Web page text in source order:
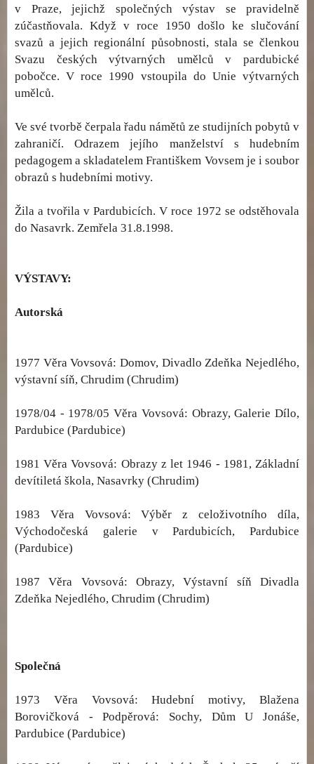
v Praze, jejichž společných výstav se pravidelně
zúčastňovala. Když v roce 1950 došlo ke slučování
svazů a jejich regionální působnosti, stala se členkou
Svazu českých výtvarných umělců v pardubické
pobočce. V roce 1990 vstoupila do Unie výtvarných
umělců.
Ve své tvorbě čerpala řadu námětů ze studijních pobytů v
zahraničí. Odrazem jejího manželství s hudebním
pedagogem a skladatelem Františkem Vovsem je i soubor
obrazů s hudebními motivy.
Žila a tvořila v Pardubicích. V roce 1972 se odstěhovala
do Nasavrk. Zemřela 31.8.1998.
VÝSTAVY:
Autorská
1977 Věra Vovsová: Domov, Divadlo Zdeňka Nejedlého,
výstavní síň, Chrudim (Chrudim)
1978/04 - 1978/05 Věra Vovsová: Obrazy, Galerie Dílo,
Pardubice (Pardubice)
1981 Věra Vovsová: Obrazy z let 1946 - 1981, Základní
devítiletá škola, Nasavrky (Chrudim)
1983 Věra Vovsová: Výběr z celoživotního díla,
Východočeská galerie v Pardubicích, Pardubice
(Pardubice)
1987 Věra Vovsová: Obrazy, Výstavní síň Divadla
Zdeňka Nejedlého, Chrudim (Chrudim)
Společná
1973 Věra Vovsová: Hudební motivy, Blažena
Borovičková - Podpěrová: Sochy, Dům U Jonáše,
Pardubice (Pardubice)